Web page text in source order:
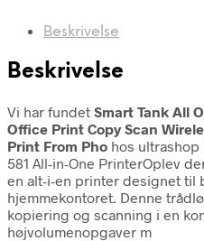
Beskrivelse
Beskrivelse
Vi har fundet Smart Tank All
Office Print Copy Scan
Print From Pho hos ultrashop
581 All-in-One PrinterOplev
en alt-i-en printer designet til
hjemmekontoret. Denne
kopiering og scanning i en
højvolumenopgaver m